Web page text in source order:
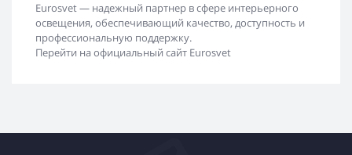
Eurosvet — надежный партнер в сфере интерьерного
освещения, обеспечивающий качество, доступность и
профессиональную поддержку.
Перейти на официальный сайт Eurosvet